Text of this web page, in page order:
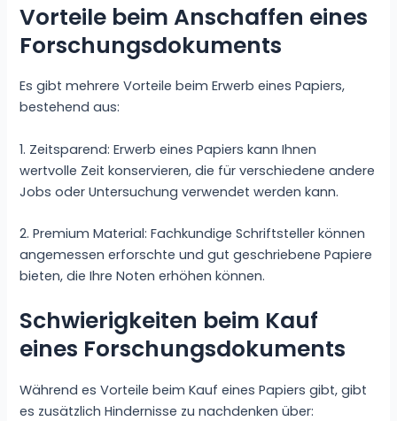
Vorteile beim Anschaffen eines
Forschungsdokuments
Es gibt mehrere Vorteile beim Erwerb eines Papiers,
bestehend aus:
1. Zeitsparend: Erwerb eines Papiers kann Ihnen
wertvolle Zeit konservieren, die für verschiedene andere
Jobs oder Untersuchung verwendet werden kann.
2. Premium Material: Fachkundige Schriftsteller können
angemessen erforschte und gut geschriebene Papiere
bieten, die Ihre Noten erhöhen können.
Schwierigkeiten beim Kauf
eines Forschungsdokuments
Während es Vorteile beim Kauf eines Papiers gibt, gibt
es zusätzlich Hindernisse zu nachdenken über: